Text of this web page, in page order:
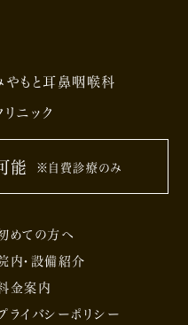
やもと耳鼻咽喉科
ニック
能 ※自費診療のみ
めての方へ
内・設備紹介
金案内
ライバシーポリシー